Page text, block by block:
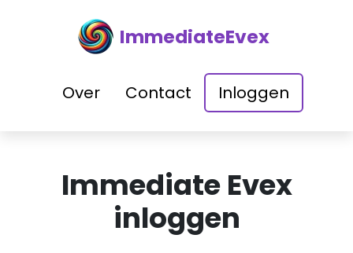
ImmediateEvex
Over Contact Inloggen
Immediate Evex
inloggen